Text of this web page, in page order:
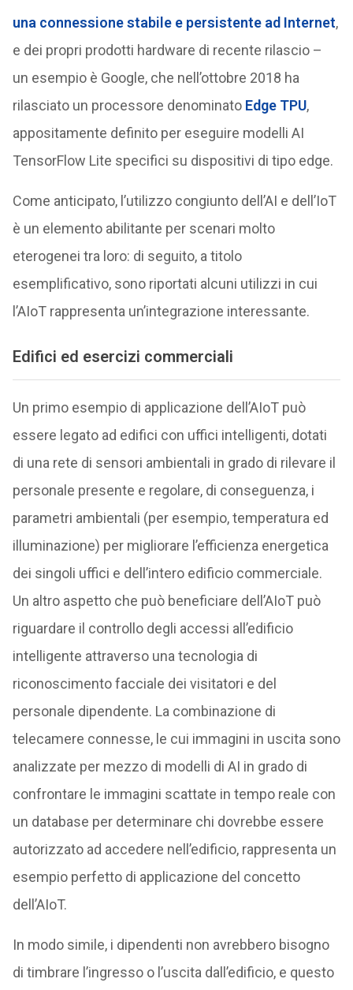
una connessione stabile e persistente ad Internet,
e dei propri prodotti hardware di recente rilascio –
un esempio è Google, che nell’ottobre 2018 ha
rilasciato un processore denominato Edge TPU,
appositamente definito per eseguire modelli AI
TensorFlow Lite specifici su dispositivi di tipo edge.
Come anticipato, l’utilizzo congiunto dell’AI e dell’IoT
è un elemento abilitante per scenari molto
eterogenei tra loro: di seguito, a titolo
esemplificativo, sono riportati alcuni utilizzi in cui
l’AIoT rappresenta un’integrazione interessante.
Edifici ed esercizi commerciali
Un primo esempio di applicazione dell’AIoT può
essere legato ad edifici con uffici intelligenti, dotati
di una rete di sensori ambientali in grado di rilevare il
personale presente e regolare, di conseguenza, i
parametri ambientali (per esempio, temperatura ed
illuminazione) per migliorare l’efficienza energetica
dei singoli uffici e dell’intero edificio commerciale.
Un altro aspetto che può beneficiare dell’AIoT può
riguardare il controllo degli accessi all’edificio
intelligente attraverso una tecnologia di
riconoscimento facciale dei visitatori e del
personale dipendente. La combinazione di
telecamere connesse, le cui immagini in uscita sono
analizzate per mezzo di modelli di AI in grado di
confrontare le immagini scattate in tempo reale con
un database per determinare chi dovrebbe essere
autorizzato ad accedere nell’edificio, rappresenta un
esempio perfetto di applicazione del concetto
dell’AIoT.
In modo simile, i dipendenti non avrebbero bisogno
di timbrare l’ingresso o l’uscita dall’edificio, e questo